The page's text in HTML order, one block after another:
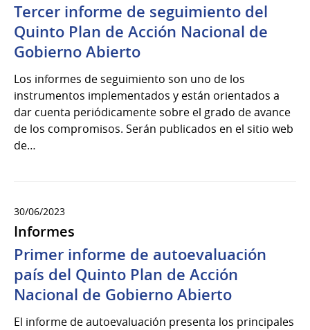
Tercer informe de seguimiento del
Quinto Plan de Acción Nacional de
Gobierno Abierto
Los informes de seguimiento son uno de los
instrumentos implementados y están orientados a
dar cuenta periódicamente sobre el grado de avance
de los compromisos. Serán publicados en el sitio web
de…
30/06/2023
Informes
Primer informe de autoevaluación
país del Quinto Plan de Acción
Nacional de Gobierno Abierto
El informe de autoevaluación presenta los principales